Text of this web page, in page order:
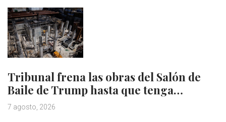
Tribunal frena las obras del Salón de
Baile de Trump hasta que tenga…
7 agosto, 2026